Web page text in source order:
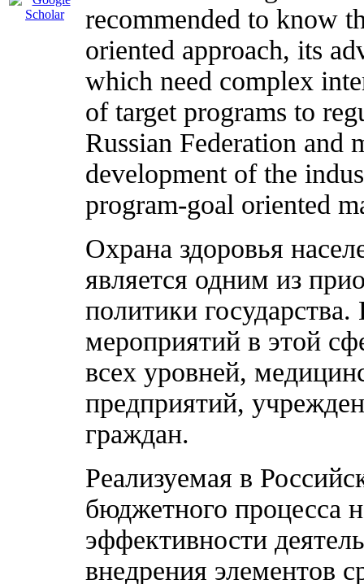
recommended to know
oriented approach, its
which need complex
of target programs to
Russian Federation and
development of the
program-goal oriented
Охрана здоровья
является одним из
политики
мероприятий в этой
всех уровней,
предприятий,
граждан.
Реализуемая в
бюджетного процесса
эффективности
внедрения элементов